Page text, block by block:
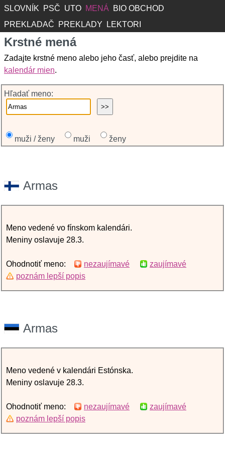
SLOVNÍK PSČ UTO MENÁ
BIO OBCHOD
PREKLADAČ
PREKLADY LEKTORI
Krstné mená
Zadajte krstné meno alebo jeho časť, alebo prejdite na
kalendár mien.
Hľadať meno:
muži / ženy muži ženy
Armas
Meno vedené vo fínskom kalendári.
Meniny oslavuje 28.3.
Ohodnotiť meno: nezaujímavé
zaujímavé
poznám lepší popis
Armas
Meno vedené v kalendári Estónska.
Meniny oslavuje 28.3.
Ohodnotiť meno: nezaujímavé
zaujímavé
poznám lepší popis